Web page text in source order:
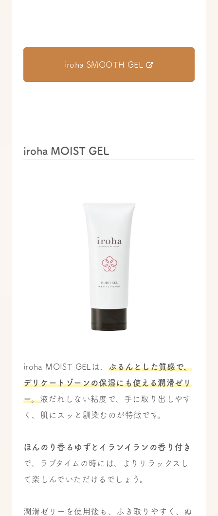
iroha SMOOTH GEL
iroha MOIST GEL
iroha MOIST GELは、 ぷるんとした質感で、
デリケートゾーンの保湿にも使える潤滑ゼリ
ー。液だれしない粘度で、手に取り出しやす
く、肌にスッと馴染むのが特徴です。
ほんのり香るゆずとイランイランの香り付き
で、ラブタイムの時には、よりリラックスし
て楽しんでいただけるでしょう。
潤滑ゼリーを使用後も、ふき取りやすく、ぬ